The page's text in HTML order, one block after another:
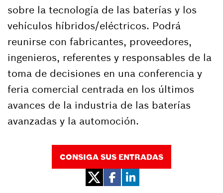
sobre la tecnología de las baterías y los
vehículos híbridos/eléctricos. Podrá
reunirse con fabricantes, proveedores,
ingenieros, referentes y responsables de la
toma de decisiones en una conferencia y
feria comercial centrada en los últimos
avances de la industria de las baterías
avanzadas y la automoción.
CONSIGA SUS ENTRADAS